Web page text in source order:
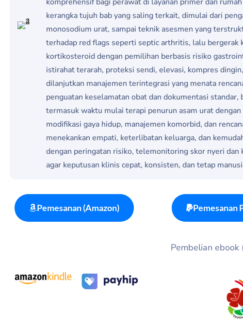
kerangka tujuh bab yang saling terkait, dimulai dari
monosodium urat, sampai teknik asesmen yang
terhadap red flags seperti septic arthritis, lalu bergerak
kortikosteroid dengan pemilihan berbasis risiko
istirahat terarah, proteksi sendi, elevasi, kompres
dilanjutkan manajemen terintegrasi yang menata
penguatan keselamatan obat dan dokumentasi
termasuk waktu mulai terapi penurun asam urat
modifikasi gaya hidup, manajemen komorbid, dan
menekankan empati, keterlibatan keluarga, dan
dengan peringatan risiko, telemonitoring skor nyeri
agar keputusan klinis cepat, konsisten, dan tetap
Pemesanan (Amazon) Pemesanan
Pembelian